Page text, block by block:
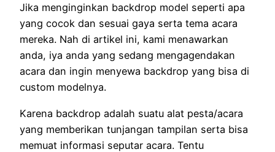
Jika menginginkan backdrop model seperti apa
yang cocok dan sesuai gaya serta tema acara
mereka. Nah di artikel ini, kami menawarkan
anda, iya anda yang sedang mengagendakan
acara dan ingin menyewa backdrop yang bisa di
custom modelnya.
Karena backdrop adalah suatu alat pesta/acara
yang memberikan tunjangan tampilan serta bisa
memuat informasi seputar acara. Tentu